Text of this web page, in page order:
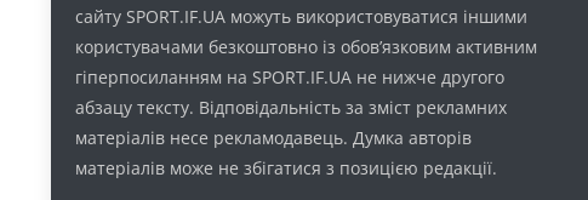
сайту SPORT.IF.UA можуть використовуватися іншими
користувачами безкоштовно із обов’язковим активним
гіперпосиланням на SPORT.IF.UA не нижче другого
абзацу тексту. Відповідальність за зміст рекламних
матеріалів несе рекламодавець. Думка авторів
матеріалів може не збігатися з позицією редакції.